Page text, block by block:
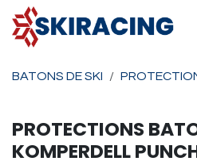
Se rendre au contenu
BATONS DE SKI
PROTECTIONS
KOMPERDELL